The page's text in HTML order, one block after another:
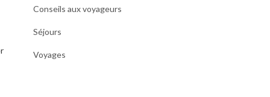
Conseils aux voyageurs
Séjours
Voyages